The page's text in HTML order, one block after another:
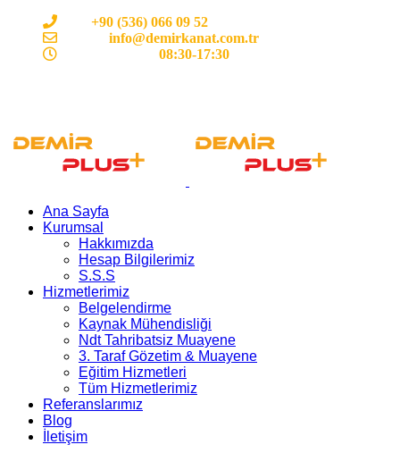
+90 (536) 066 09 52
info@demirkanat.com.tr
08:30-17:30
Ana Sayfa
Kurumsal
Hakkımızda
Hesap Bilgilerimiz
S.S.S
Hizmetlerimiz
Belgelendirme
Kaynak Mühendisliği
Ndt Tahribatsiz Muayene
3. Taraf Gözetim & Muayene
Eğitim Hizmetleri
Tüm Hizmetlerimiz
Referanslarımız
Blog
İletişim